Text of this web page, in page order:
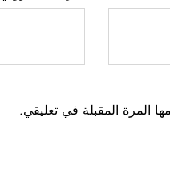
المرة المقبلة في تعليقي.